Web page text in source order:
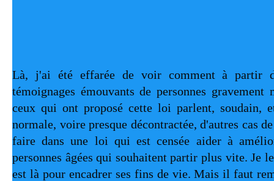
Là, j'ai été effarée de voir comment à partir
témoignages émouvants de personnes gravement
ceux qui ont proposé cette loi parlent, soudain,
normale, voire presque décontractée, d'autres cas
faire dans une loi qui est censée aider à
personnes âgées qui souhaitent partir plus vite. Je
est là pour encadrer ses fins de vie. Mais il faut